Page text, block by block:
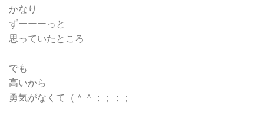
かなり
ずーーーっと
思っていたところ
でも
高いから
勇気がなくて（＾＾；；；；